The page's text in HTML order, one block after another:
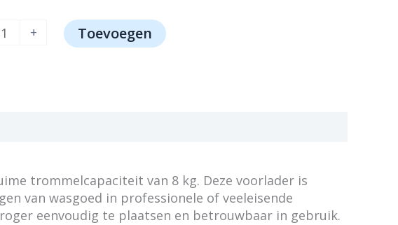
+ Toevoegen
trommelcapaciteit van 8 kg. Deze voorlader is
van wasgoed in professionele of veeleisende
eenvoudig te plaatsen en betrouwbaar in gebruik.